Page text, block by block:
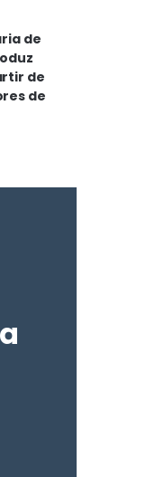
de
de
de